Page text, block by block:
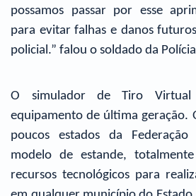
possamos passar por esse
para evitar falhas e danos
policial.” falou o soldado da
O simulador de Tiro
equipamento de última geração.
poucos estados da
modelo de estande,
recursos tecnológicos para